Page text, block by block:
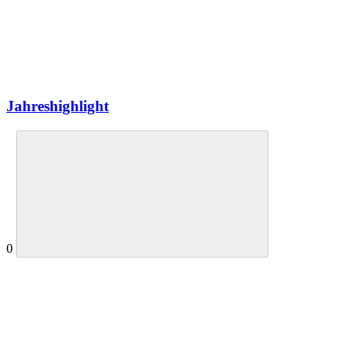
Jahreshighlight
0